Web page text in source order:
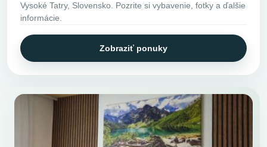
Vysoké Tatry, Slovensko. Pozrite si vybavenie, fotky a ďalšie
informácie.
Zobraziť ponuky